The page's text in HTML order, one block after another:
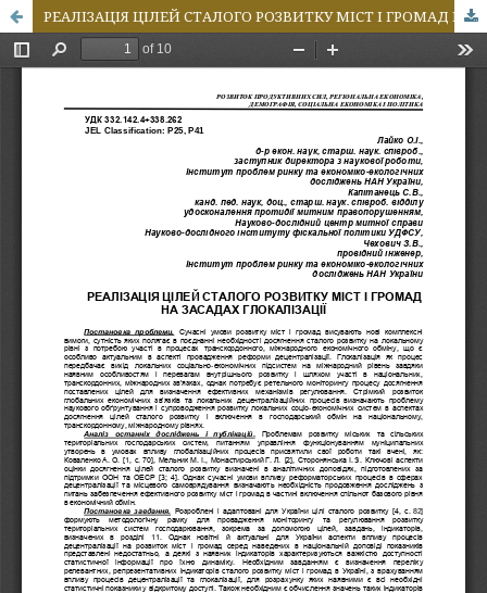
РЕАЛІЗАЦІЯ ЦІЛЕЙ СТАЛОГО РОЗВИТКУ МІСТ І ГРОМАД НА ЗАСАДАХ ГЛОКАЛІЗАЦІЇ